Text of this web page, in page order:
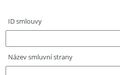
ID smlouvy
Název smluvní strany